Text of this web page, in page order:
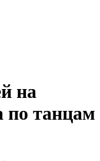
на
по танцам